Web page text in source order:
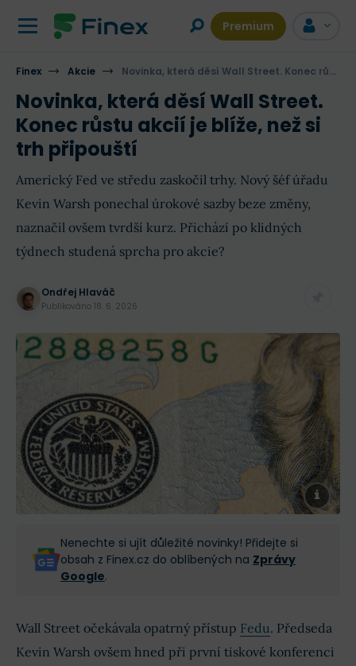
Premium
Finex Akcie Novinka, která děsí Wall Street. Konec růstu akcií je blíže, než si trh připouští
Novinka, která děsí Wall Street.
Konec růstu akcií je blíže, než si
trh připouští
Americký Fed ve středu zaskočil trhy. Nový šéf úřadu
Kevin Warsh ponechal úrokové sazby beze změny,
naznačil ovšem tvrdší kurz. Přichází po klidných
týdnech studená sprcha pro akcie?
Ondřej Hlaváč
Publikováno 18. 6. 2026
Nenechte si ujít důležité novinky! Přidejte si
obsah z Finex.cz do oblíbených na Zprávy
Google.
Wall Street očekávala opatrný přístup Fedu. Předseda
Kevin Warsh ovšem hned při první tiskové konferenci